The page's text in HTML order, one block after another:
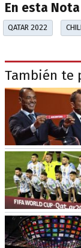
En esta Nota
QATAR 2022
También te